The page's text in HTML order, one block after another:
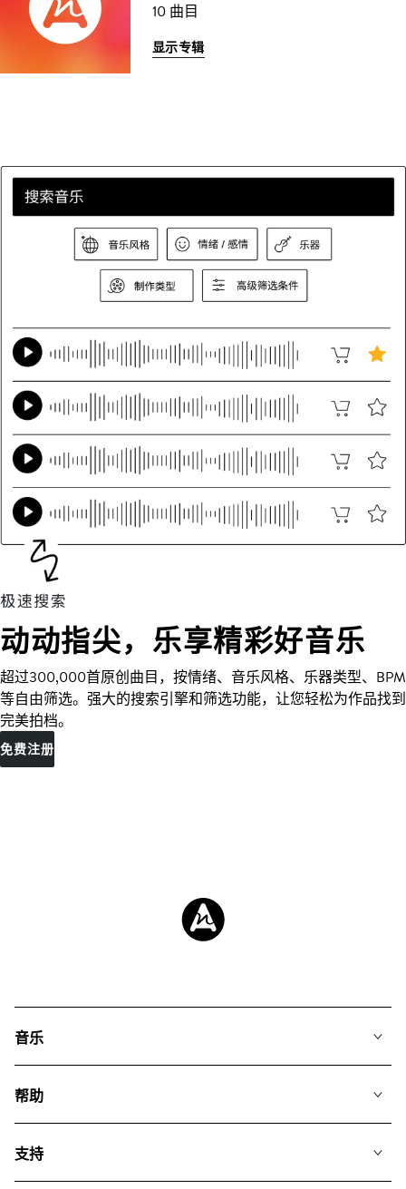
10 曲目
显示专辑
动动指尖，乐享精彩好音乐
超过300,000首原创曲目，按情绪、音乐风格、乐器类型、BPM
等自由筛选。强大的搜索引擎和筛选功能，让您轻松为作品找到
完美拍档。
免费注册
音乐
搜索
专辑
帮助
我们如何运用AI
支持